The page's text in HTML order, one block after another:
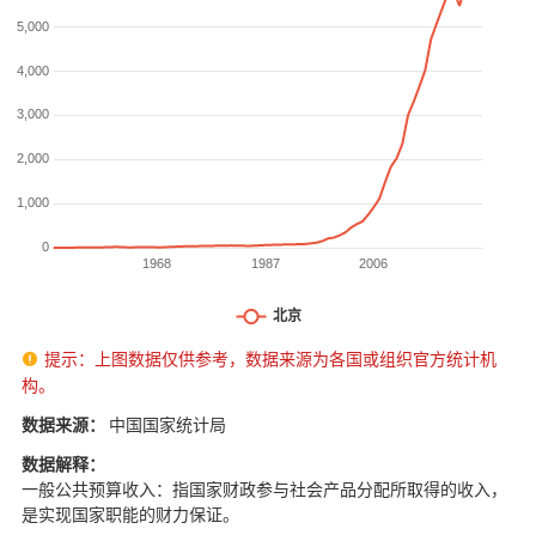
 提示：上图数据仅供参考，数据来源为各国或组织官方统计机
构。
数据来源：
中国国家统计局
数据解释：
一般公共预算收入：指国家财政参与社会产品分配所取得的收入，
是实现国家职能的财力保证。